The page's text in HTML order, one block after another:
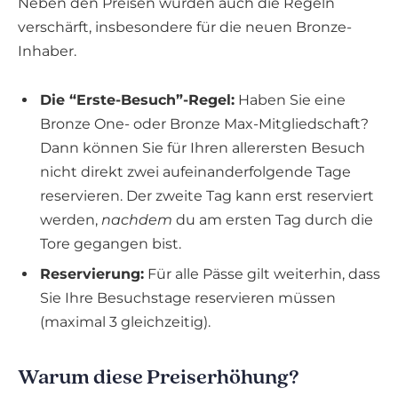
verschärft, insbesondere für die neuen Bronze-
Inhaber.
Die “Erste-Besuch”-Regel: Haben Sie eine
Bronze One- oder Bronze Max-Mitgliedschaft?
Dann können Sie für Ihren allerersten Besuch
nicht direkt zwei aufeinanderfolgende Tage
reservieren. Der zweite Tag kann erst reserviert
werden, nachdem du am ersten Tag durch die
Tore gegangen bist.
Reservierung: Für alle Pässe gilt weiterhin, dass
Sie Ihre Besuchstage reservieren müssen
(maximal 3 gleichzeitig).
Warum diese Preiserhöhung?